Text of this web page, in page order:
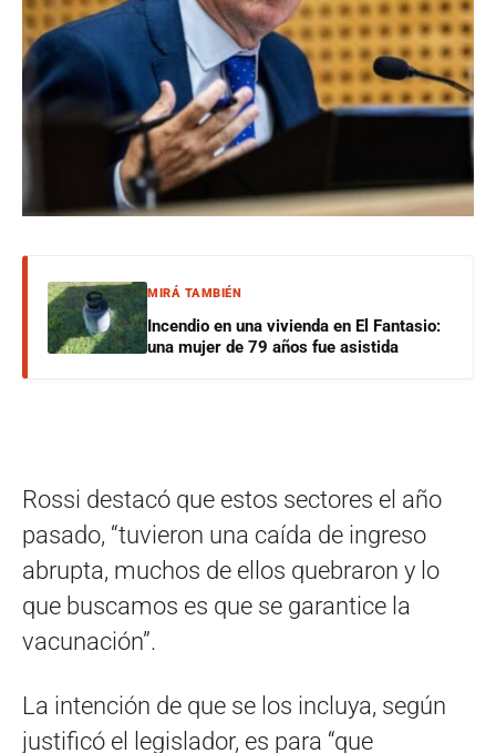
MIRÁ TAMBIÉN
Incendio en una vivienda en El Fantasio:
una mujer de 79 años fue asistida
Rossi destacó que estos sectores el año
pasado, “tuvieron una caída de ingreso
abrupta, muchos de ellos quebraron y lo
que buscamos es que se garantice la
vacunación”.
La intención de que se los incluya, según
justificó el legislador, es para “que